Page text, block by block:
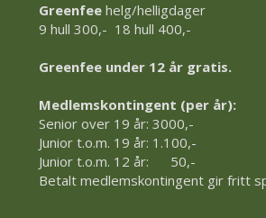
Greenfee helg/helligdager
9 hull 300,- 18 hull 400,-
Greenfee under 12 år gratis.
Medlemskontingent (per år):
Senior over 19 år: 3000,-
Junior t.o.m. 19 år: 1.100,-
Junior t.o.m. 12 år: 50,-
Betalt medlemskontingent gir fritt